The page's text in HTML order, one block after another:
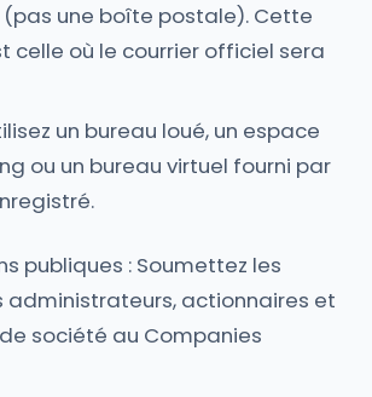
(pas une boîte postale). Cette
celle où le courrier officiel sera
un bureau loué, un espace
ou un bureau virtuel fourni par
publiques : Soumettez les
administrateurs, actionnaires et
société au Companies